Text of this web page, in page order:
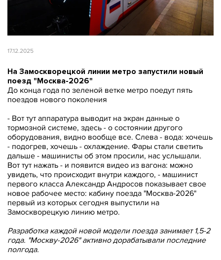
17.12.2025
На Замоскворецкой линии метро запустили новый
поезд "Москва-2026"
До конца года по зеленой ветке метро поедут пять
поездов нового поколения
- Вот тут аппаратура выводит на экран данные о
тормозной системе, здесь - о состоянии другого
оборудования, видно вообще все. Слева - вода: хочешь
- подогрев, хочешь - охлаждение. Фары стали светить
дальше - машинисты об этом просили, нас услышали.
Вот тут нажать - и появится видео из вагона: можно
увидеть, что происходит внутри каждого, - машинист
первого класса Александр Андросов показывает свое
новое рабочее место: кабину поезда "Москва-2026"
первый из которых сегодня выпустили на
Замоскворецкую линию метро.
Разработка каждой новой модели поезда занимает 1,5-2
года. "Москву-2026" активно дорабатывали последние
полгода.